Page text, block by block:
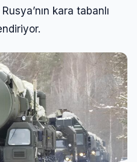
kara tabanlı